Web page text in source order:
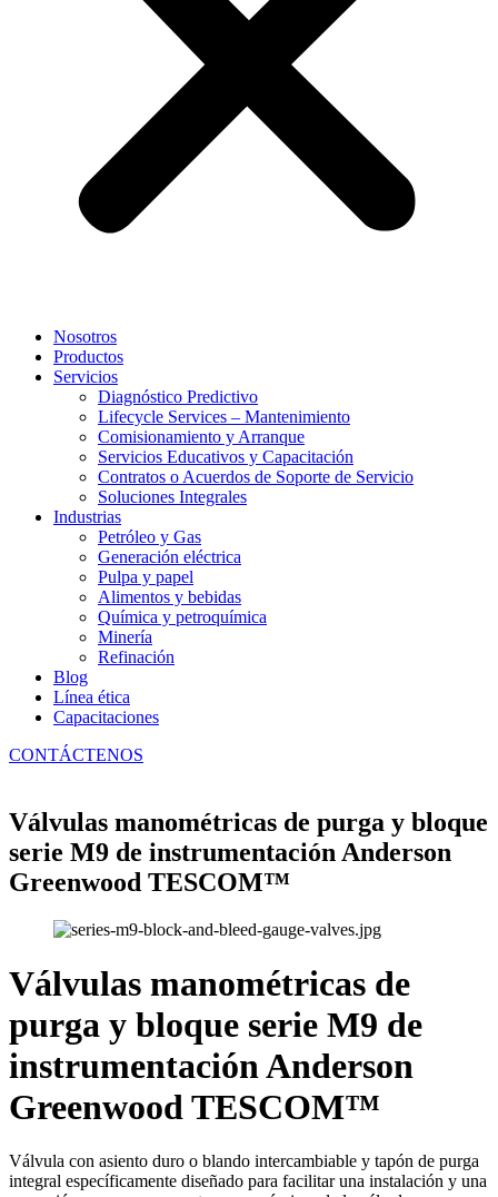
Nosotros
Productos
Servicios
Diagnóstico Predictivo
Lifecycle Services – Mantenimiento
Comisionamiento y Arranque
Servicios Educativos y Capacitación
Contratos o Acuerdos de Soporte de Servicio
Soluciones Integrales
Industrias
Petróleo y Gas
Generación eléctrica
Pulpa y papel
Alimentos y bebidas
Química y petroquímica
Minería
Refinación
Blog
Línea ética
Capacitaciones
CONTÁCTENOS
Válvulas manométricas de purga y bloque
serie M9 de instrumentación Anderson
Greenwood TESCOM™
Válvulas manométricas de
purga y bloque serie M9 de
instrumentación Anderson
Greenwood TESCOM™
Válvula con asiento duro o blando intercambiable y tapón de purga
integral específicamente diseñado para facilitar una instalación y una